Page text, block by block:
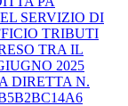
SERVIZIO DI
TRIBUTI
TRA IL
2025
DIRETTA N.